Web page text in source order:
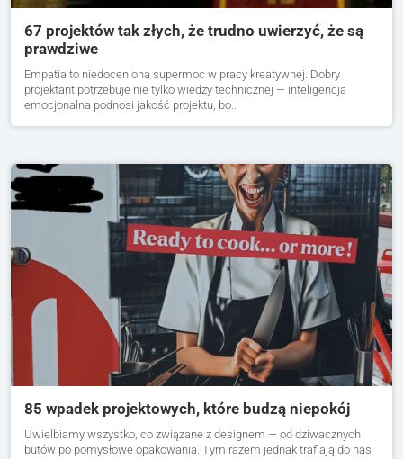
67 projektów tak złych, że trudno uwierzyć, że są
prawdziwe
Empatia to niedoceniona supermoc w pracy kreatywnej. Dobry
projektant potrzebuje nie tylko wiedzy technicznej — inteligencja
emocjonalna podnosi jakość projektu, bo…
85 wpadek projektowych, które budzą niepokój
Uwielbiamy wszystko, co związane z designem — od dziwacznych
butów po pomysłowe opakowania. Tym razem jednak trafiają do nas